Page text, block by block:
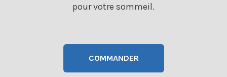
pour votre sommeil.
COMMANDER